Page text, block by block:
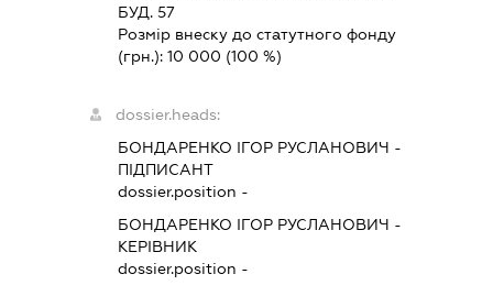
БУД. 57
Розмір внеску до статутного фонду
(грн.): 10 000 (100 %)
dossier.heads:
БОНДАРЕНКО ІГОР РУСЛАНОВИЧ -
ПІДПИСАНТ
dossier.position -
БОНДАРЕНКО ІГОР РУСЛАНОВИЧ -
КЕРІВНИК
dossier.position -